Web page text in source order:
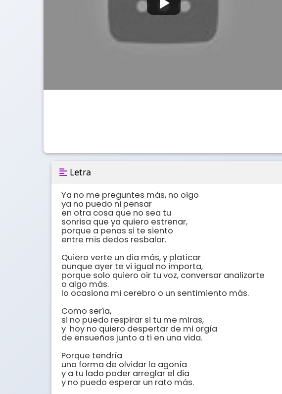
Letra
Ya no me preguntes más, no oigo
ya no puedo ni pensar
en otra cosa que no sea tu
sonrisa que ya quiero estrenar,
porque a penas si te siento
entre mis dedos resbalar.
Quiero verte un dia más, y platicar
aunque ayer te vi igual no importa,
porque solo quiero oir tu voz, conversar analizarte
o algo más.
lo ocasiona mi cerebro o un sentimiento más.
Como sería,
si no puedo respirar si tu me miras,
y  hoy no quiero despertar de mi orgía
de ensueños junto a ti en una vida.
Porque tendría
una forma de olvidar la agonía
y a tu lado poder arreglar el dia
y no puedo esperar un rato más.